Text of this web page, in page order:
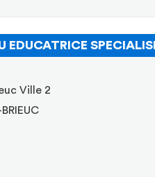
EDUCATRICE
Ville 2